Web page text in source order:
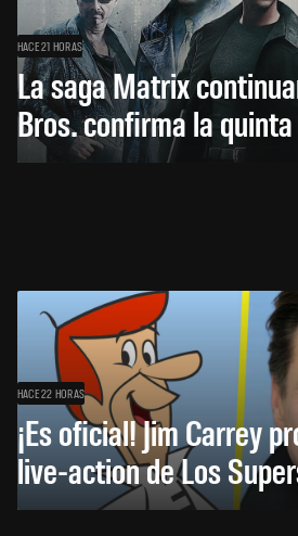
HACE 21 HORAS
La saga Matrix
Bros. confirma la
HACE 22 HORAS
¡Es oficial! Jim Carrey
live-action de Los